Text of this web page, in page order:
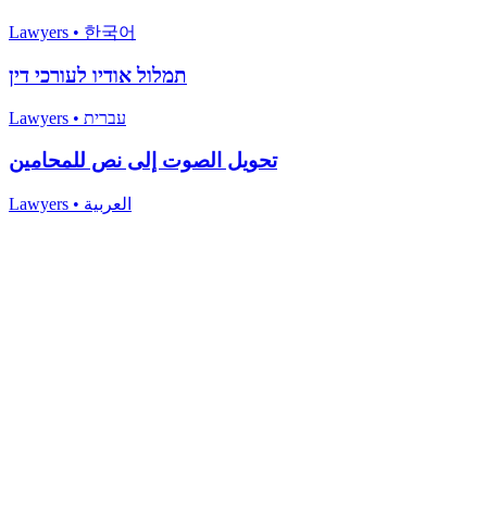
Lawyers • 한국어
תמלול אודיו לעורכי דין
Lawyers • עברית
تحويل الصوت إلى نص للمحامين
Lawyers • العربية